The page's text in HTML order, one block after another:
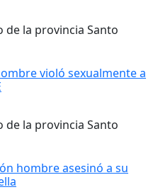
violó sexualmente a
hombre asesinó a su